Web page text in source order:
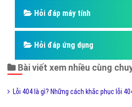
Hỏi đáp máy tính
Hỏi đáp ứng dụng
Bài viết xem nhiều cùng
Lỗi 404 là gì? Những cách khắc phục lỗi